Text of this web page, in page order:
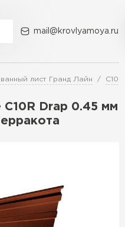
mail@krovlyamoya.ru
лист Гранд Лайн C10R
С10R Drap 0.45 мм
Контакты